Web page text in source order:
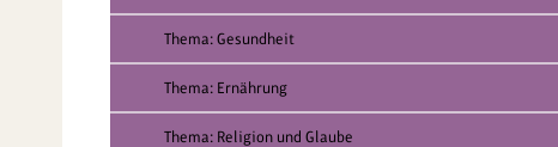
Thema: Gesundheit
Thema: Ernährung
Thema: Religion und Glaube